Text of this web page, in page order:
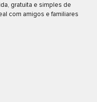
gratuita e simples de
com amigos e familiares